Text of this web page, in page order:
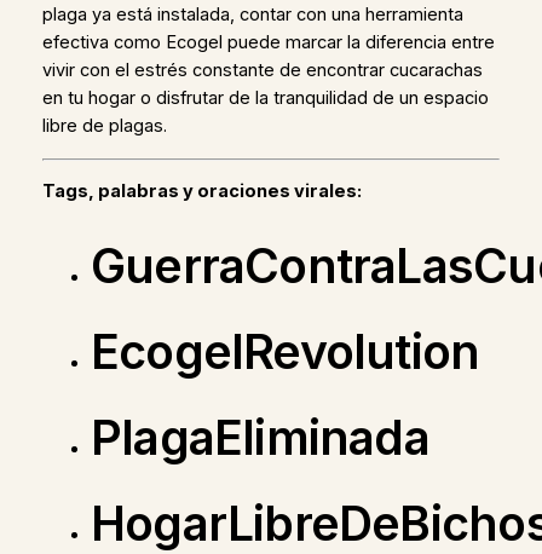
plaga ya está instalada, contar con una herramienta
efectiva como Ecogel puede marcar la diferencia entre
vivir con el estrés constante de encontrar cucarachas
en tu hogar o disfrutar de la tranquilidad de un espacio
libre de plagas.
Tags, palabras y oraciones virales:
EcogelRevolution
PlagaEliminada